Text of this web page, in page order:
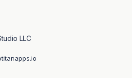
titanapps.io
LLC